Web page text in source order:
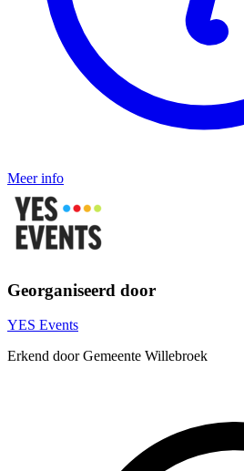
Meer info
Georganiseerd door
YES Events
Erkend door Gemeente Willebroek